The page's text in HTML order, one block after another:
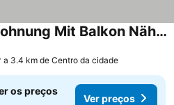
70qm 3,5 Zimmer Wohnung Mit Balkon Nähe Movie Park Veltins Arena
a 3.4 km de Centro da cidade
os preços
Ver preços